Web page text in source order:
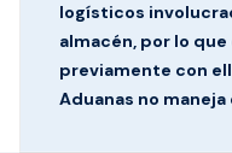
logísticos
almacén, por lo
previamente con
Aduanas no